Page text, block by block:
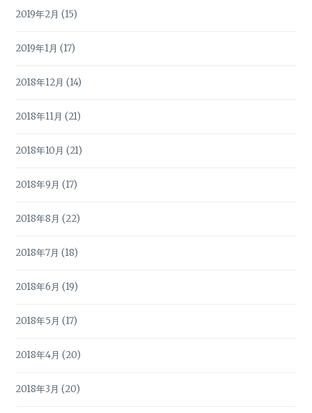
2019年2月 (15)
2019年1月 (17)
2018年12月 (14)
2018年11月 (21)
2018年10月 (21)
2018年9月 (17)
2018年8月 (22)
2018年7月 (18)
2018年6月 (19)
2018年5月 (17)
2018年4月 (20)
2018年3月 (20)